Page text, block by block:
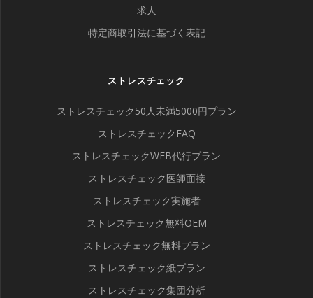
求人
特定商取引法に基づく表記
ストレスチェック
ストレスチェック50人未満5000円プラン
ストレスチェックFAQ
ストレスチェックWEB代行プラン
ストレスチェック医師面接
ストレスチェック実施者
ストレスチェック無料OEM
ストレスチェック無料プラン
ストレスチェック紙プラン
ストレスチェック集団分析